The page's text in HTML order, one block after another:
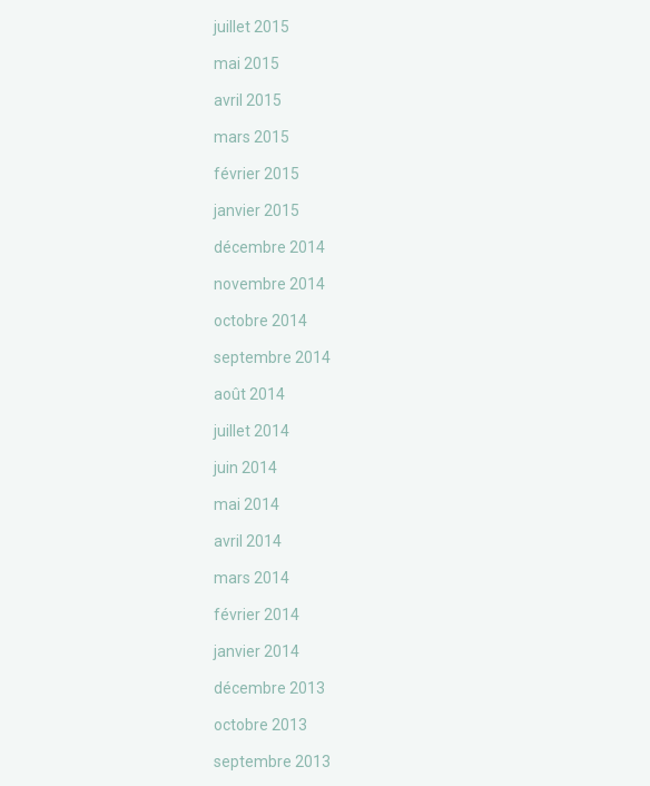
juillet 2015
mai 2015
avril 2015
mars 2015
février 2015
janvier 2015
décembre 2014
novembre 2014
octobre 2014
septembre 2014
août 2014
juillet 2014
juin 2014
mai 2014
avril 2014
mars 2014
février 2014
janvier 2014
décembre 2013
octobre 2013
septembre 2013